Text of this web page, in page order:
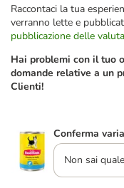
Raccontaci la tua
verranno lette e
pubblicazione delle
Hai problemi con il tuo
domande relative a un
Clienti!
Conferma
Non sai